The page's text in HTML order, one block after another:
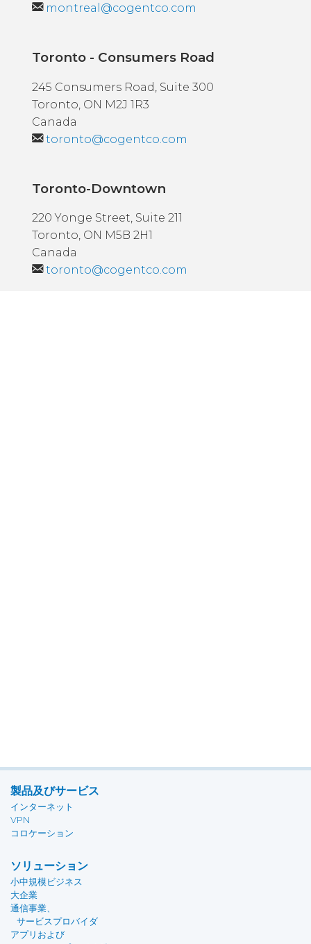
montreal@cogentco.com
Toronto - Consumers Road
245 Consumers Road, Suite 300
Toronto, ON M2J 1R3
Canada
toronto@cogentco.com
Toronto-Downtown
220 Yonge Street, Suite 211
Toronto, ON M5B 2H1
Canada
toronto@cogentco.com
製品及びサービス
インターネット
VPN
コロケーション
ソリューション
小中規模ビジネス
大企業
通信事業、
サービスプロバイダ
アプリおよび